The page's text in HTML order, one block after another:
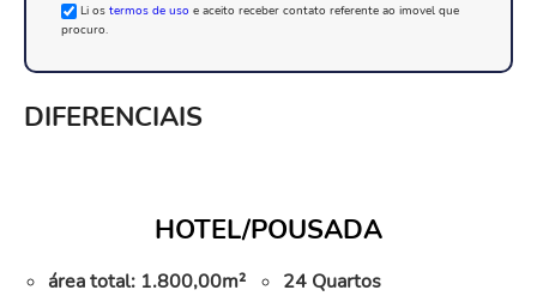
Li os termos de uso e aceito receber contato referente ao imovel que
procuro.
DIFERENCIAIS
HOTEL/POUSADA
área total: 1.800,00m²
24 Quartos